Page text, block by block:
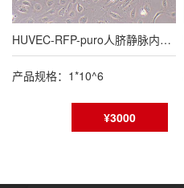
HUVEC-RFP-puro人脐静脉内皮细胞永生化(RFP标记)
产品规格：1*10^6
¥3000